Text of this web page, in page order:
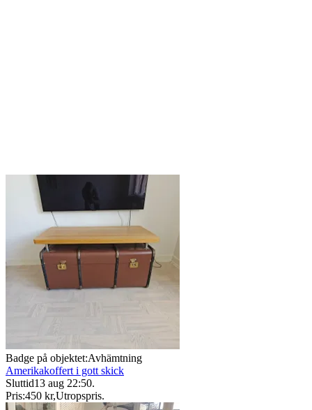
Badge på objektet:Avhämtning
Amerikakoffert i gott skick
Sluttid13 aug 22:50.
Pris:450 kr,Utropspris.